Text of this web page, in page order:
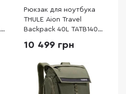
Рюкзак для ноутбука
THULE Aion Travel
Backpack 40L TATB140
10 499 грн